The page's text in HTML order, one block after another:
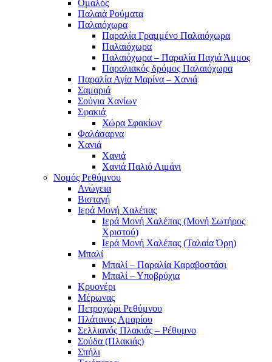
Ομαλός
Παλαιά Ρούματα
Παλαιόχωρα
Παραλία Γραμμένο Παλαιόχωρα
Παλαιόχωρα
Παλαιόχωρα – Παραλία Παχιά Άμμος
Παραλιακός δρόμος Παλαιόχωρα
Παραλία Αγία Μαρίνα – Χανιά
Σαμαριά
Σούγια Χανίων
Σφακιά
Χώρα Σφακίων
Φαλάσαρνα
Χανιά
Χανιά
Χανιά Παλιό Λιμάνι
Νομός Ρεθύμνου
Ανώγεια
Βισταγή
Ιερά Μονή Χαλέπας
Ιερά Μονή Χαλέπας (Μονή Σωτήρος
Χριστού)
Ιερά Μονή Χαλέπας (Ταλαία Όρη)
Μπαλί
Μπαλί – Παραλία Καραβοστάσι
Μπαλί – Υποβρύχια
Κρυονέρι
Μέρωνας
Πετροχώρι Ρεθύμνου
Πλάτανος Αμαρίου
Σελλιανός Πλακιάς – Ρέθυμνο
Σούδα (Πλακιάς)
Σπήλι